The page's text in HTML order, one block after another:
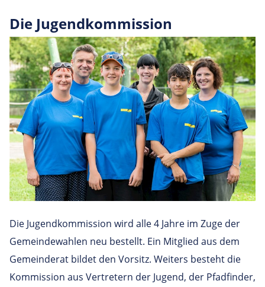
Die Jugendkommission
Die Jugendkommission wird alle 4 Jahre im Zuge der
Gemeindewahlen neu bestellt. Ein Mitglied aus dem
Gemeinderat bildet den Vorsitz. Weiters besteht die
Kommission aus Vertretern der Jugend, der Pfadfinder,